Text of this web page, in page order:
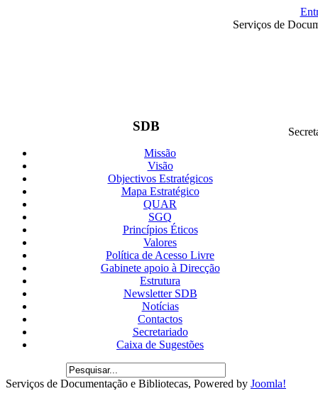
Serviços de
SDB
Missão
Visão
Objectivos Estratégicos
Mapa Estratégico
QUAR
SGQ
Princípios Éticos
Valores
Política de Acesso Livre
Gabinete apoio à Direcção
Estrutura
Newsletter SDB
Notícias
Contactos
Secretariado
Caixa de Sugestões
Serviços de Documentação e Bibliotecas, Powered by Joomla!